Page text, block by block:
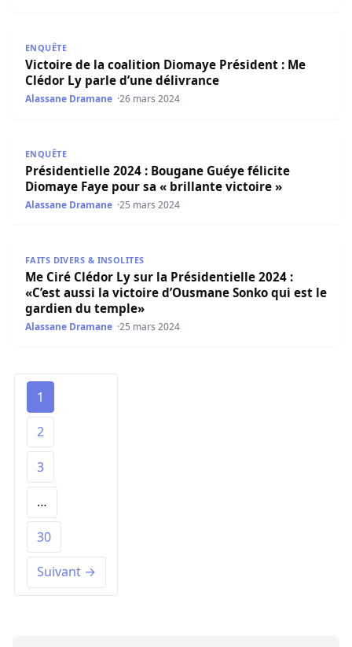
ENQUÊTE
Victoire de la coalition Diomaye Président : Me
Clédor Ly parle d’une délivrance
Alassane Dramane 26 mars 2024
ENQUÊTE
Présidentielle 2024 : Bougane Guéye félicite
Diomaye Faye pour sa « brillante victoire »
Alassane Dramane 25 mars 2024
FAITS DIVERS & INSOLITES
Me Ciré Clédor Ly sur la Présidentielle 2024 :
«C’est aussi la victoire d’Ousmane Sonko qui est le
gardien du temple»
Alassane Dramane 25 mars 2024
1
2
3
…
30
Suivant →